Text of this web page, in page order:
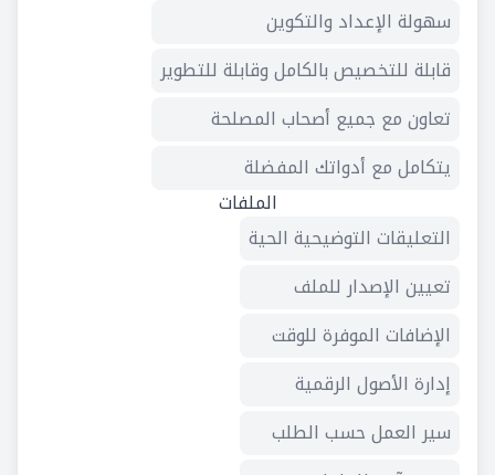
سهولة الإعداد والتكوين
قابلة للتخصيص بالكامل وقابلة للتطوير
تعاون مع جميع أصحاب المصلحة
يتكامل مع أدواتك المفضلة
الملفات
التعليقات التوضيحية الحية
تعيين الإصدار للملف
الإضافات الموفرة للوقت
إدارة الأصول الرقمية
سير العمل حسب الطلب